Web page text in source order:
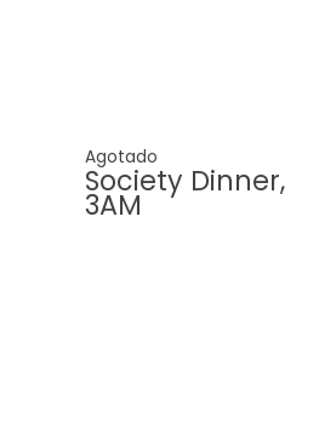
Agotado
Society Dinner,
3AM